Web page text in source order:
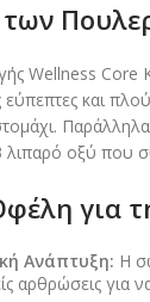
Wellness Core
και
οξύ που
για
Ανάπτυξη: Η
αρθρώσεις για